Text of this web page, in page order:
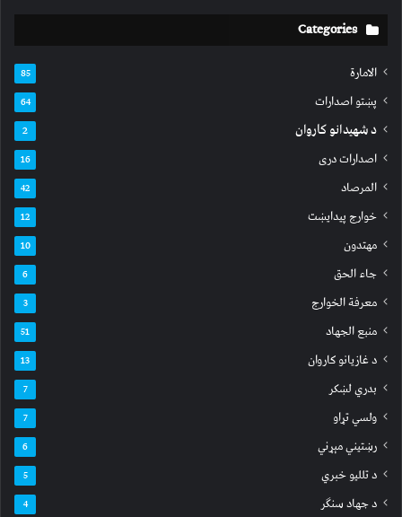
Categories
الامارة 85
پښتو اصدارات 64
د شهیدانو کاروان 2
اصدارات دری 16
المرصاد 42
خوارج پیدایښت 12
مهتدون 10
جاء الحق 6
معرفة الخوارج 3
منبع الجهاد 51
د غازیانو کاروان 13
بدري لښکر 7
ولسي تړاو 7
رښتیني مېړني 6
د تللیو خبري 5
د جهاد سنګر 4